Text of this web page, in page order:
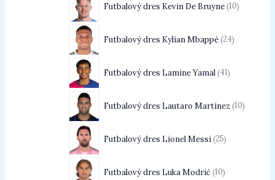
Futbalový dres Kevin De Bruyne 10
Futbalový dres Kylian Mbappé 24
Futbalový dres Lamine Yamal 41
Futbalový dres Lautaro Martínez 10
Futbalový dres Lionel Messi 25
Futbalový dres Luka Modrić 10